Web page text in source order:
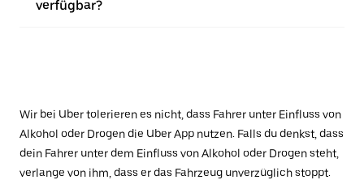
verfügbar?
Wir bei Uber tolerieren es nicht, dass Fahrer unter Einfluss von
Alkohol oder Drogen die Uber App nutzen. Falls du denkst, dass
dein Fahrer unter dem Einfluss von Alkohol oder Drogen steht,
verlange von ihm, dass er das Fahrzeug unverzüglich stoppt.